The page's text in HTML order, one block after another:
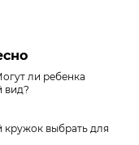
ли ребенка
вид?
кружок выбрать для